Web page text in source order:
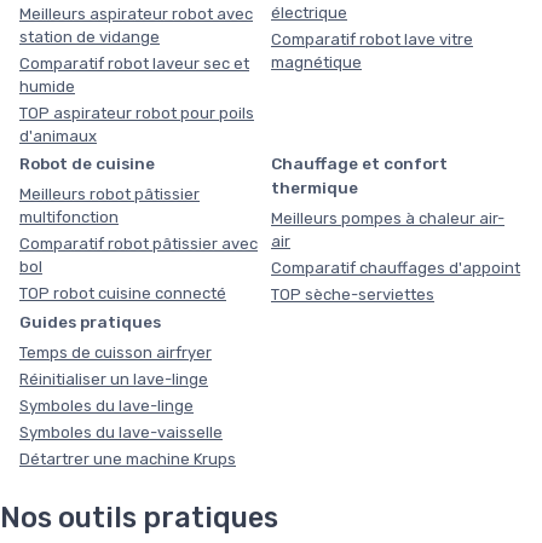
Meilleurs aspirateur robot avec
station de vidange
Comparatif robot laveur sec et
humide
TOP aspirateur robot pour poils
d'animaux
électrique
Comparatif robot lave vitre
magnétique
Robot de cuisine
Meilleurs robot pâtissier
multifonction
Comparatif robot pâtissier avec
bol
TOP robot cuisine connecté
Chauffage et confort
thermique
Meilleurs pompes à chaleur air-
air
Comparatif chauffages d'appoint
TOP sèche-serviettes
Guides pratiques
Temps de cuisson airfryer
Réinitialiser un lave-linge
Symboles du lave-linge
Symboles du lave-vaisselle
Détartrer une machine Krups
Nos outils pratiques